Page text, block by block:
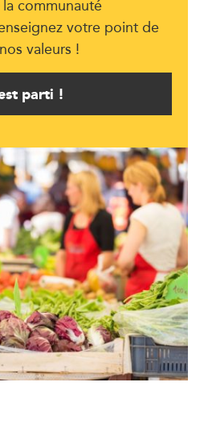
communauté
votre point de
valeurs !
parti !